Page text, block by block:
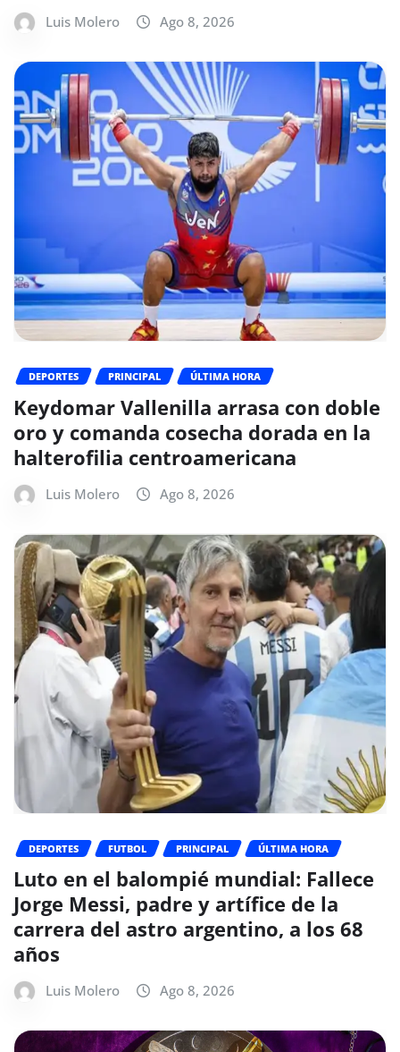
Luis Molero Ago 8, 2026
DEPORTES PRINCIPAL ÚLTIMA HORA
Keydomar Vallenilla arrasa con doble
oro y comanda cosecha dorada en la
halterofilia centroamericana
Luis Molero Ago 8, 2026
DEPORTES FUTBOL PRINCIPAL ÚLTIMA HORA
Luto en el balompié mundial: Fallece
Jorge Messi, padre y artífice de la
carrera del astro argentino, a los 68
años
Luis Molero Ago 8, 2026